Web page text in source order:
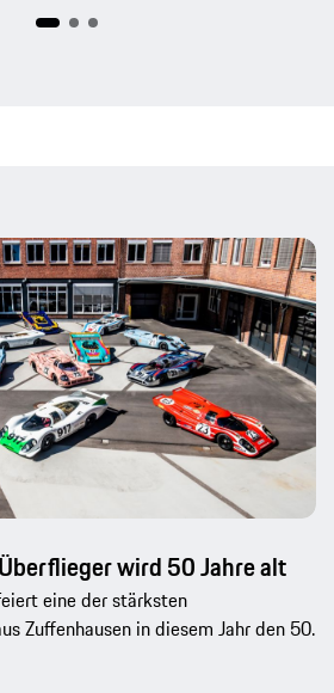
wird 50 Jahre alt
eine der stärksten
Zuffenhausen in diesem Jahr den 50.